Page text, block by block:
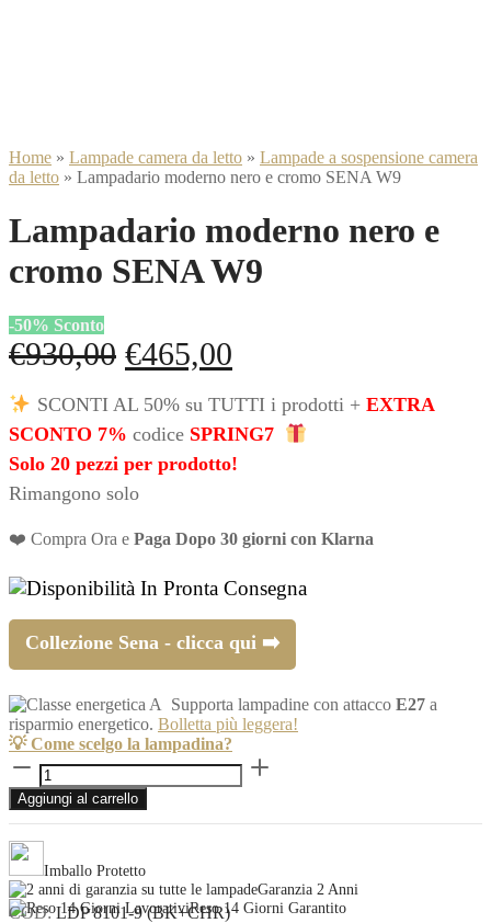
Home » Lampade camera da letto » Lampade a sospensione camera
da letto » Lampadario moderno nero e cromo SENA W9
Lampadario moderno nero e
cromo SENA W9
-50% Sconto
€930,00 Il
prezzo
originale
era:
€930,00.
€465,00
prezzo
attuale
è:
SCONTI AL 50% su TUTTI i prodotti + EXTRA
SCONTO 7% codice SPRING7
Solo 20 pezzi per prodotto!
Rimangono solo
❤️ Compra Ora e Paga Dopo 30 giorni con Klarna
In Pronta Consegna
Collezione Sena - clicca qui ➡️
Supporta lampadine con attacco E27 a
risparmio energetico. Bolletta più leggera!
💡 Come scelgo la lampadina?
Lampadario
moderno
nero
e
cromo
SENA
W9
quantità
Aggiungi al carrello
Imballo Protetto
Garanzia 2 Anni
Reso 14 Giorni Garantito
COD:LDP 8101-9 (BK+CHR)